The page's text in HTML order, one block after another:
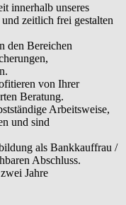
innerhalb unseres
zeitlich frei gestalten
den Bereichen
von Ihrer
Beratung.
Arbeitsweise,
und sind
als Bankkauffrau /
Abschluss.
Jahre